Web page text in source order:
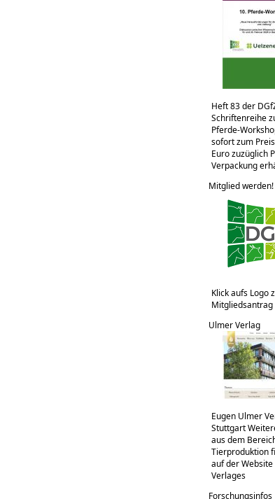
Heft 83 der
Schriftenreihe
Pferde-
sofort zum
Euro zuzüglich
Verpackung
Mitglied werden!
Klick aufs Logo
Mitgliedsantrag
Ulmer Verlag
Eugen Ulmer
Stuttgart
aus dem
Tierproduktion
auf der Website
Verlages
Forschungsinfos